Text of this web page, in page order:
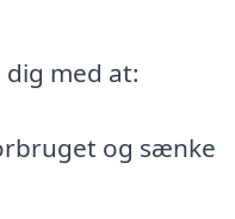
med at:
og sænke